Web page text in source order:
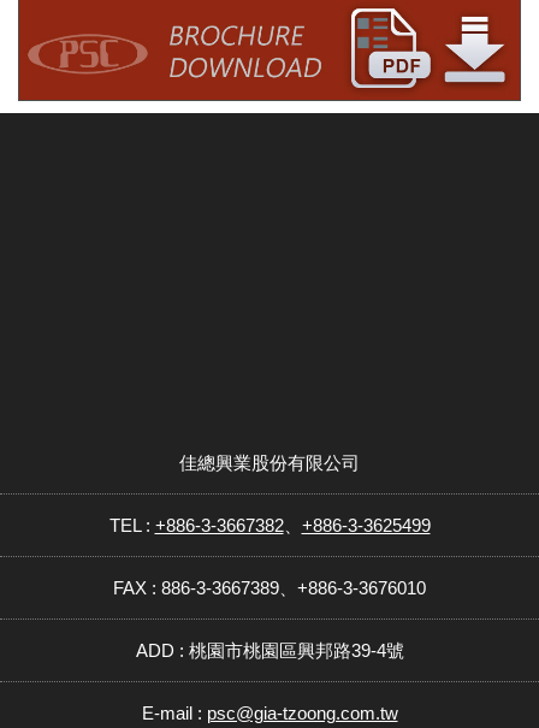
佳總興業股份有限公司
TEL : +886-3-3667382、 +886-3-3625499
FAX : 886-3-3667389、+886-3-3676010
ADD : 桃園市桃園區興邦路39-4號
E-mail : psc@gia-tzoong.com.tw